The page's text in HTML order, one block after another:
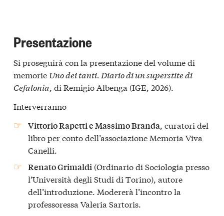
Presentazione
Si proseguirà con la presentazione del volume di
memorie Uno dei tanti. Diario di un superstite di
Cefalonia, di Remigio Albenga (IGE, 2026).
Interverranno
Vittorio Rapetti e Massimo Branda , curatori del
libro per conto dell’associazione Memoria Viva
Canelli.
Renato Grimaldi (Ordinario di Sociologia presso
l’Università degli Studi di Torino), autore
dell’introduzione. Modererà l’incontro la
professoressa Valeria Sartoris.